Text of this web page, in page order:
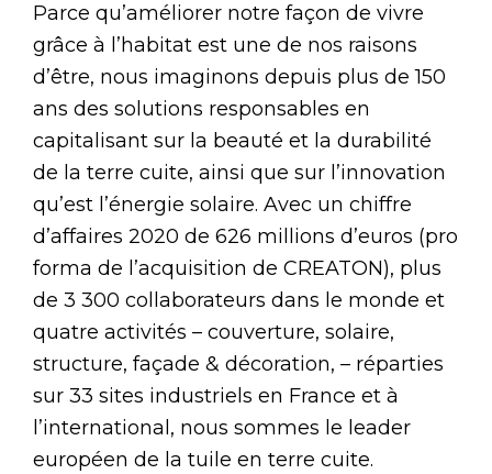
Parce qu’améliorer notre façon de vivre
grâce à l’habitat est une de nos raisons
d’être, nous imaginons depuis plus de 150
ans des solutions responsables en
capitalisant sur la beauté et la durabilité
de la terre cuite, ainsi que sur l’innovation
qu’est l’énergie solaire. Avec un chiffre
d’affaires 2020 de 626 millions d’euros (pro
forma de l’acquisition de CREATON), plus
de 3 300 collaborateurs dans le monde et
quatre activités – couverture, solaire,
structure, façade & décoration, – réparties
sur 33 sites industriels en France et à
l’international, nous sommes le leader
européen de la tuile en terre cuite.